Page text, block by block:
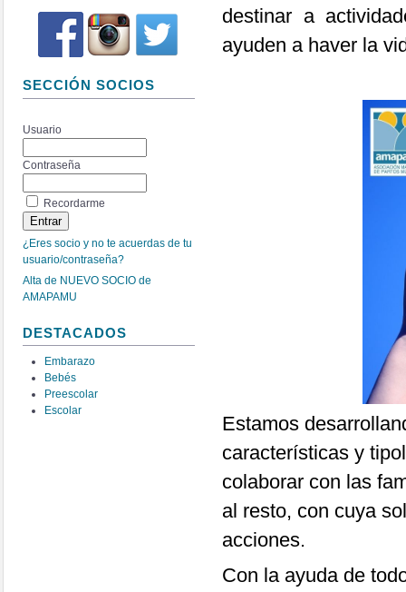
SECCIÓN SOCIOS
Usuario
Contraseña
Recordarme
¿Eres socio y no te acuerdas de tu
usuario/contraseña?
Alta de NUEVO SOCIO de
AMAPAMU
DESTACADOS
Embarazo
Bebés
Preescolar
Escolar
destinar a
ayuden a haver la
Estamos
características y
colaborar con las
al resto, con cuya
acciones.
Con la ayuda de